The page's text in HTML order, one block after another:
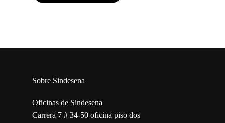
Sobre Sindesena
Oficinas de Sindesena
Carrera 7 # 34-50 oficina piso dos